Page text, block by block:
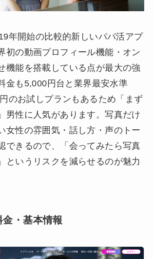
年開始の比較的新しいパパ活アプ
初の動画プロフィール機能・オン
機能を搭載している点が最大の強
金も5,000円台と業界最安水準
のお試しプランもあるため「まず
男性に人気があります。写真だけ
女性の雰囲気・話し方・声のトー
できるので、「会ってみたら写真
というリスクを減らせるのが魅力
金・基本情報